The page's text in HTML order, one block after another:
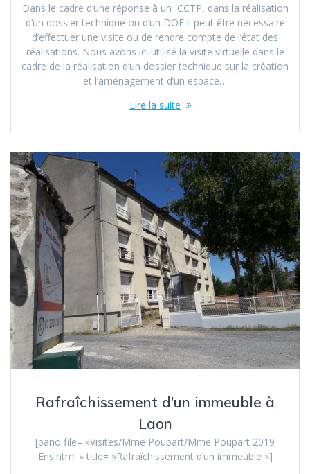
Dans le cadre d’une réponse à un CCTP, dans la réalisation
d’un dossier technique ou d’un DOE il peut être nécessaire
d’effectuer une visite ou de rendre compte de l’état des
réalisations. Nous avons ici utilisé la visite virtuelle dans le
cadre de la réalisation d’un dossier technique sur la création
et l’aménagement d’un espace…
Lire la suite
Rafraîchissement d’un immeuble à
Laon
[pano file= »Visites/Mme Poupart/Mme Poupart 2019
Ens.html » title= »Rafraîchissement d’un immeuble »]